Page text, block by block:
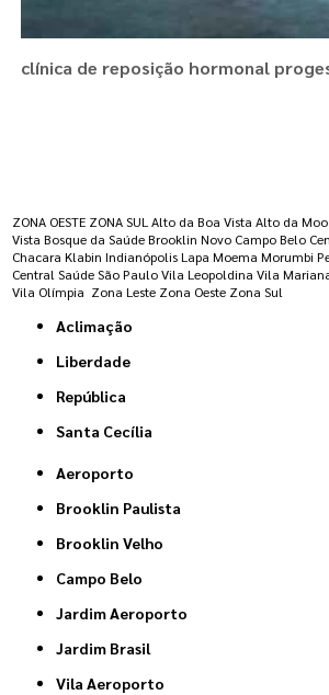
clínica de reposição hormonal
ZONA OESTE ZONA SUL Alto da Boa Vista Alto da
Vista Bosque da Saúde Brooklin Novo Campo Belo
Chacara Klabin Indianópolis Lapa Moema Morumbi
Central Saúde São Paulo Vila Leopoldina Vila
Vila Olímpia Zona Leste Zona Oeste Zona Sul
Aclimação
Liberdade
República
Santa Cecília
Aeroporto
Brooklin Paulista
Brooklin Velho
Campo Belo
Jardim Aeroporto
Jardim Brasil
Vila Aeroporto